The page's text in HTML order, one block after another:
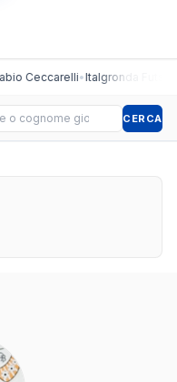
Ceccarelli•Italgronda Futsal
giocatore CERCA